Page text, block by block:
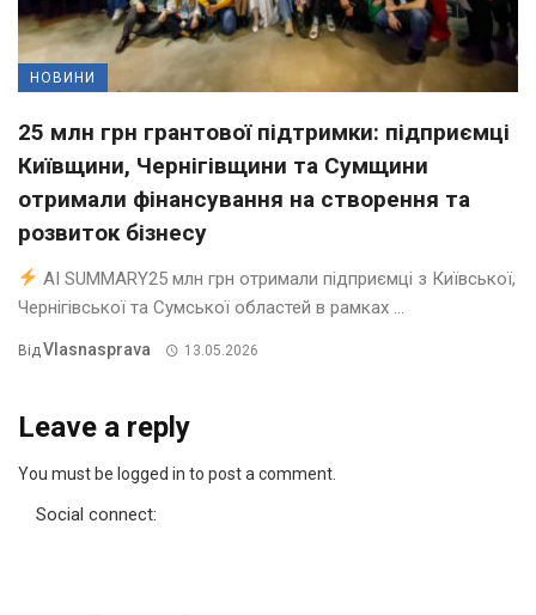
НОВИНИ
25 млн грн грантової підтримки: підприємці
Київщини, Чернігівщини та Сумщини
отримали фінансування на створення та
розвиток бізнесу
AI SUMMARY25 млн грн отримали підприємці з Київської,
Чернігівської та Сумської областей в рамках ...
ВідVlasnasprava 13.05.2026
Leave a reply
You must be logged in to post a comment.
Social connect: